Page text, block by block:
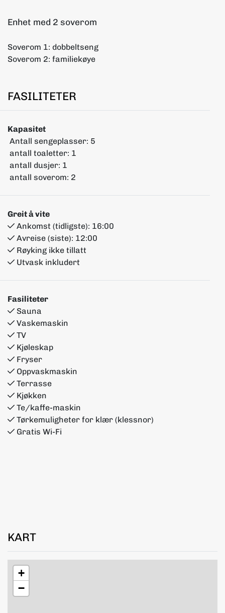
Enhet med 2 soverom
Soverom 1: dobbeltseng
Soverom 2: familiekøye
FASILITETER
Kapasitet
Antall sengeplasser: 5
antall toaletter: 1
antall dusjer: 1
antall soverom: 2
Greit å vite
Ankomst (tidligste): 16:00
Avreise (siste): 12:00
Røyking ikke tillatt
Utvask inkludert
Fasiliteter
Sauna
Vaskemaskin
TV
Kjøleskap
Fryser
Oppvaskmaskin
Terrasse
Kjøkken
Te/kaffe-maskin
Tørkemuligheter for klær (klessnor)
Gratis Wi-Fi
KART
+
−